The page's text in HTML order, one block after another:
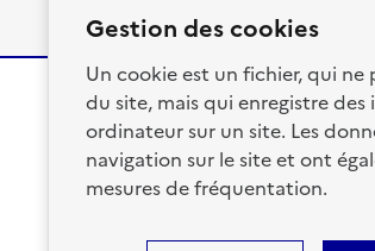
Gestion des cookies
Un cookie est un fichier, qui
du site, mais qui enregistre
ordinateur sur un site. Les
navigation sur le site et ont
mesures de fréquentation.
RÉPUBLIQUE
FRANÇAISE